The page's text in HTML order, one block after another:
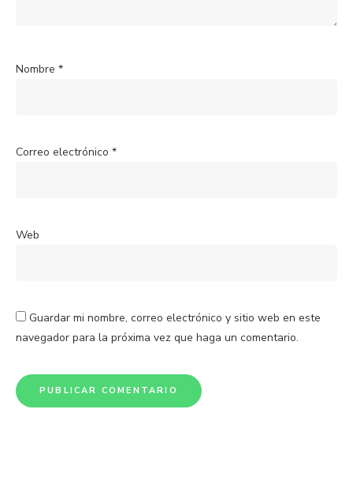
Nombre *
Correo electrónico *
Web
Guardar mi nombre, correo electrónico y sitio web en este
navegador para la próxima vez que haga un comentario.